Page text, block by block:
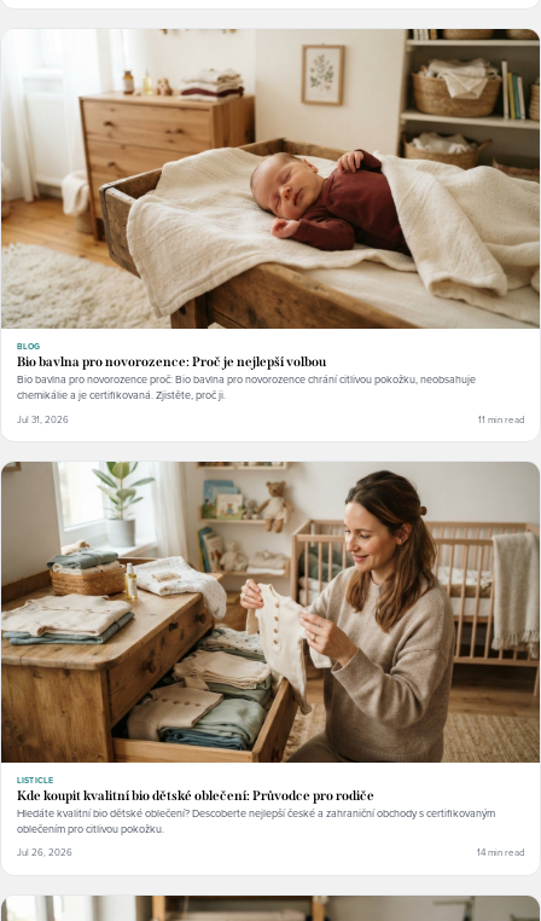
BLOG
Bio bavlna pro novorozence: Proč je nejlepší volbou
Bio bavlna pro novorozence proč: Bio bavlna pro novorozence chrání citlivou pokožku, neobsahuje
chemikálie a je certifikovaná. Zjistěte, proč ji.
Jul 31, 2026 11 min read
LISTICLE
Kde koupit kvalitní bio dětské oblečení: Průvodce pro rodiče
Hledáte kvalitní bio dětské oblečení? Descoberte nejlepší české a zahraniční obchody s certifikovaným
oblečením pro citlivou pokožku.
Jul 26, 2026 14 min read